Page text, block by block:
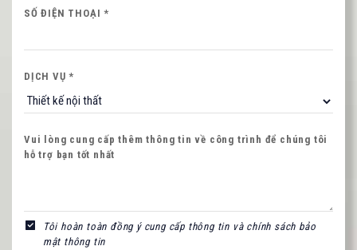
SỐ ĐIỆN THOẠI *
DỊCH VỤ *
Vui lòng cung cấp thêm thông tin về công trình để chúng tôi
hỗ trợ bạn tốt nhất
Tôi hoàn toàn đồng ý cung cấp thông tin và chính sách bảo
mật thông tin
NHẬP MÃ HIỂN THỊ
Hình ảnh mới